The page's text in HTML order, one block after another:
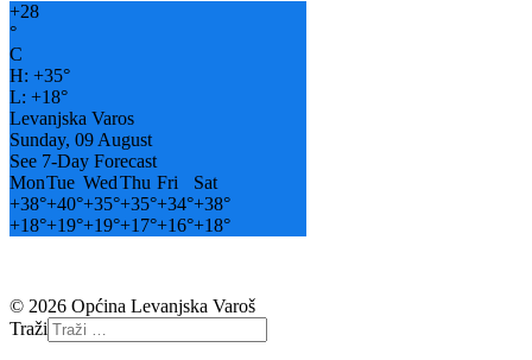
+28
°
C
H: +35°
L: +18°
Levanjska Varos
Sunday, 09 August
See 7-Day Forecast
MonTue WedThu Fri
Sat
+38°+40°+35°+35°+34°+38°
+18°+19°+19°+17°+16°+18°
© 2026 Općina Levanjska Varoš
Traži